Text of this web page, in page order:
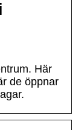
Här
de öppnar